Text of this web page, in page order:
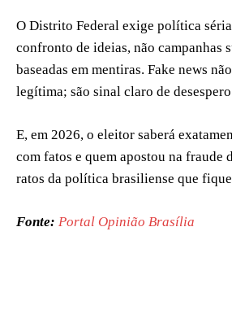
O Distrito Federal exige política
confronto de ideias, não campanhas
baseadas em mentiras. Fake news
legítima; são sinal claro de
E, em 2026, o eleitor saberá
com fatos e quem apostou na fraude
ratos da política brasiliense que
Fonte: Portal Opinião Brasília